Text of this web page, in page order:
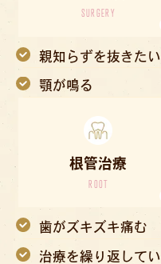
SURGERY
親知らずを抜きたい
顎が鳴る
根管治療
ROOT
歯がズキズキ痛む
治療を繰り返してい